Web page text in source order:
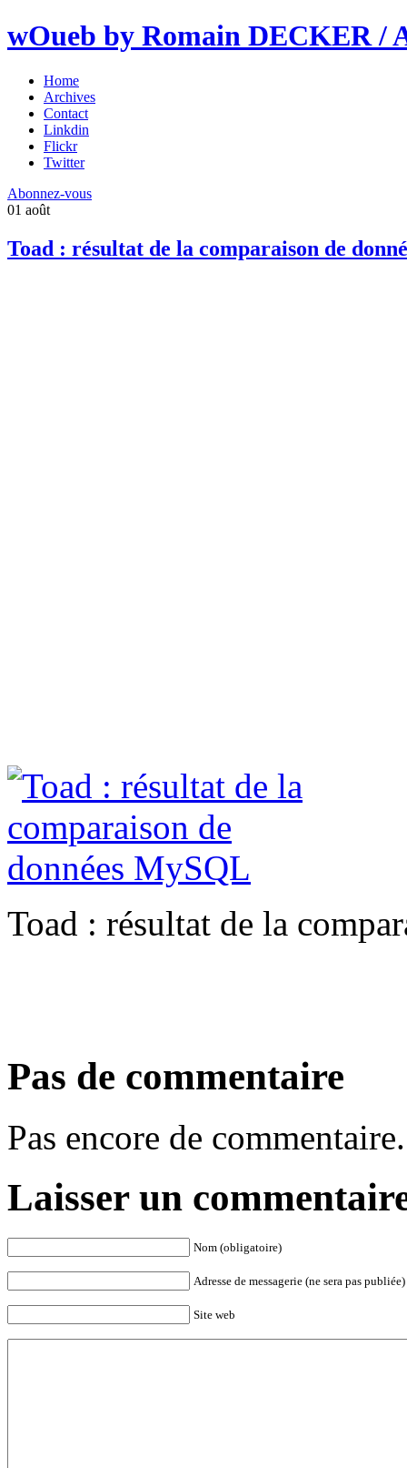
wOueb by Romain DECKER /
Home
Archives
Contact
Linkdin
Flickr
Twitter
Abonnez-vous
01 août
Toad : résultat de la comparaison de
Toad : résultat de la
Pas de commentaire
Pas encore de commentaire.
Laisser un
Nom (obligatoire)
Adresse de messagerie (ne sera pas
Site web